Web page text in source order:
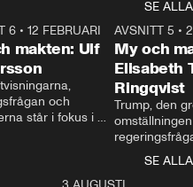
SE ALLA
27:30
6 •12 FEBRUARI
makten: Ulf
och
står i fokus i
AVSNITT 5 •
My och
Elisabeth
Ringqvist
Trump, den
centrum i
avsnittet av
SE ALLA